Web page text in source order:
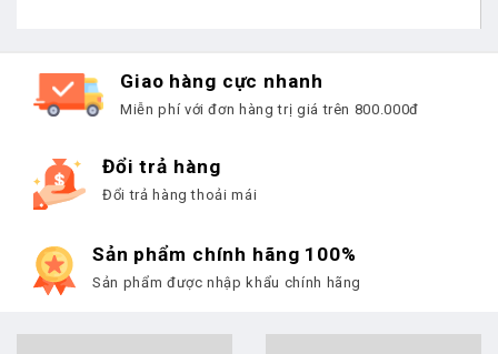
Giao hàng cực nhanh
Miễn phí với đơn hàng trị giá trên 800.000đ
Đổi trả hàng
Đổi trả hàng thoải mái
Sản phẩm chính hãng 100%
Sản phẩm được nhập khẩu chính hãng